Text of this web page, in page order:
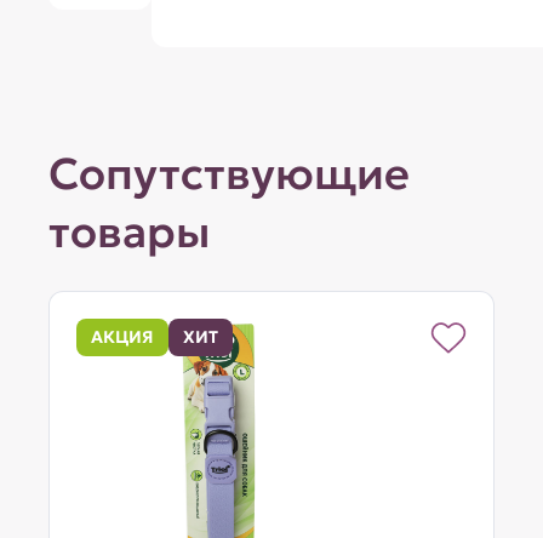
Сопутствующие
товары
АКЦИЯ ХИТ